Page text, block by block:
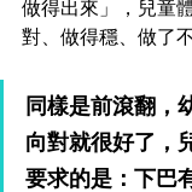
做得出來」，兒童
對、做得穩、做了
同樣是前滾翻，
向對就很好了，
要求的是：下巴